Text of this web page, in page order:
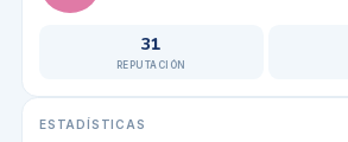
31
REPUTACIÓN
ESTADÍSTICAS